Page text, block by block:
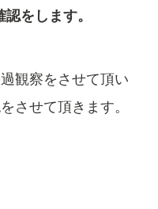
をします。
観察をさせて頂い
させて頂きます。